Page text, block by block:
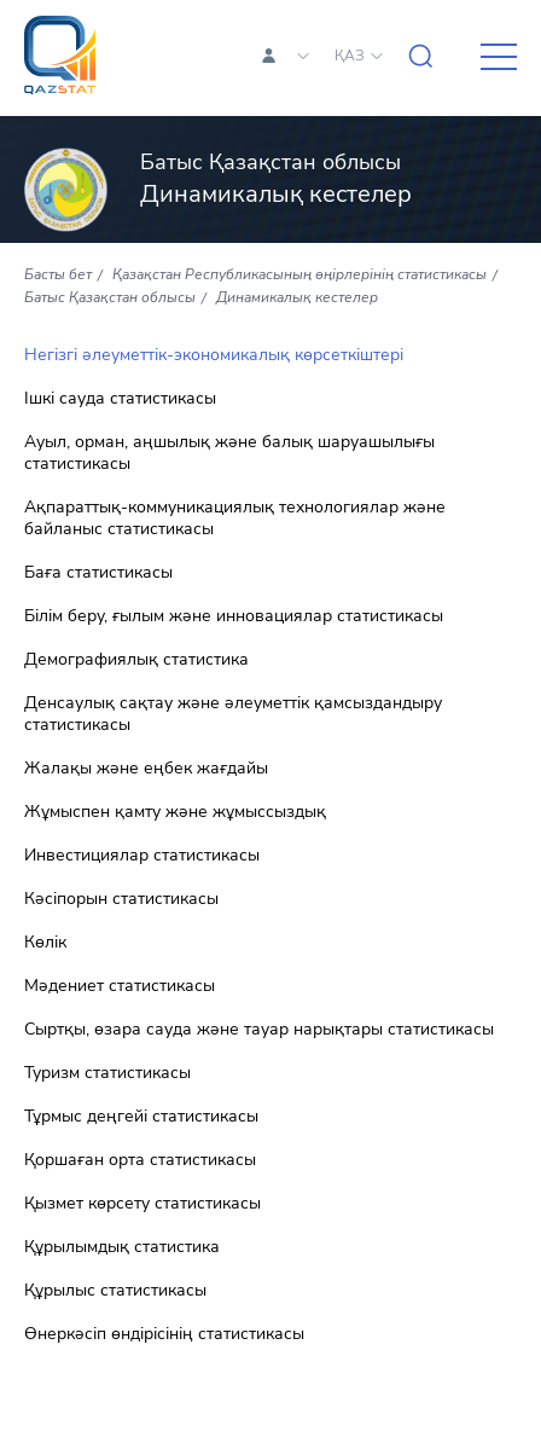
ҚАЗ
Батыс Қазақстан облысы
Динамикалық кестелер
Басты бет
Қазақстан Республикасының өңірлерінің статистикасы
Батыс Қазақстан облысы
Динамикалық кестелер
Негізгі әлеуметтік-экономикалық көрсеткіштері
Ішкі сауда статистикасы
Ауыл, орман, аңшылық және балық шаруашылығы
статистикасы
Ақпараттық-коммуникациялық технологиялар және
байланыс статистикасы
Баға статистикасы
Білім беру, ғылым және инновациялар статистикасы
Демографиялық статистика
Денсаулық сақтау және әлеуметтік қамсыздандыру
статистикасы
Жалақы және еңбек жағдайы
Жұмыспен қамту және жұмыссыздық
Инвестициялар статистикасы
Кәсіпорын статистикасы
Көлік
Мәдениет статистикасы
Сыртқы, өзара сауда және тауар нарықтары статистикасы
Туризм статистикасы
Тұрмыс деңгейі статистикасы
Қоршаған орта статистикасы
Қызмет көрсету статистикасы
Құрылымдық статистика
Құрылыс статистикасы
Өнеркәсіп өндірісінің статистикасы